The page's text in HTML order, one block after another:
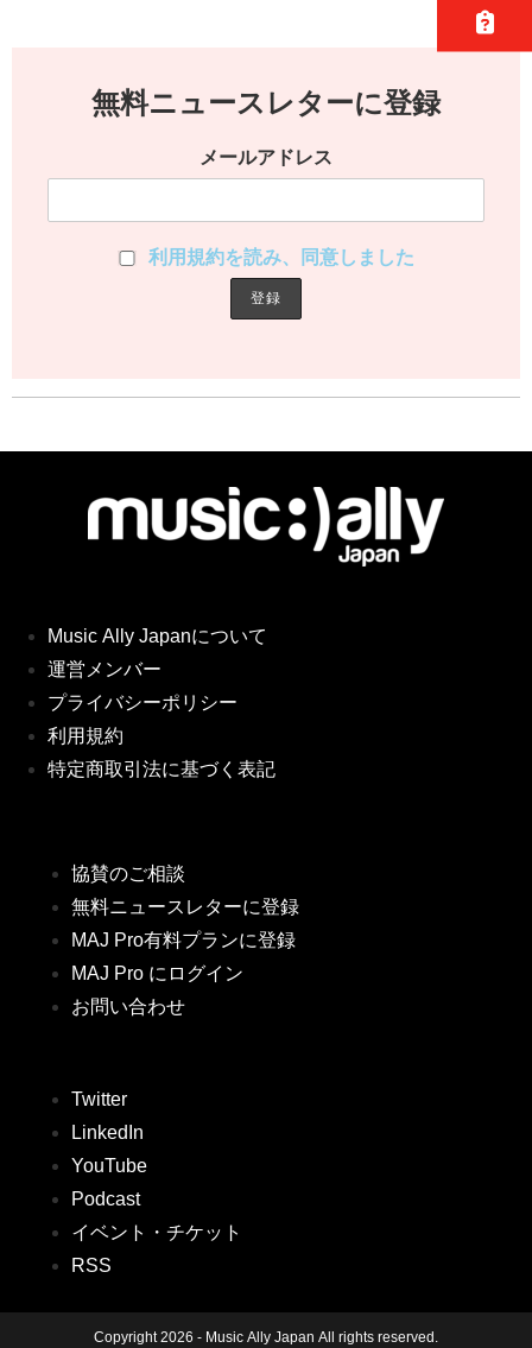
無料ニュースレターに登録
メールアドレス
利用規約を読み、同意しました
Music Ally Japanについて
運営メンバー
プライバシーポリシー
利用規約
特定商取引法に基づく表記
協賛のご相談
無料ニュースレターに登録
MAJ Pro有料プランに登録
MAJ Pro にログイン
お問い合わせ
Twitter
LinkedIn
YouTube
Podcast
イベント・チケット
RSS
Copyright 2026 - Music Ally Japan All rights reserved.